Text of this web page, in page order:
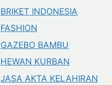
BRIKET INDONESIA
FASHION
GAZEBO BAMBU
HEWAN KURBAN
JASA AKTA KELAHIRAN